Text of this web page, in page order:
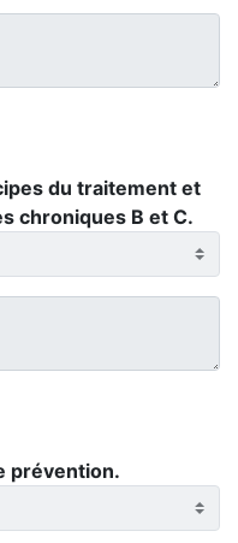
du traitement et
chroniques B et C.
prévention.